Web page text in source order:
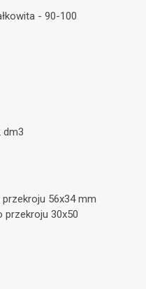
- 90-100
dm3
56x34 mm
przekroju 30x50